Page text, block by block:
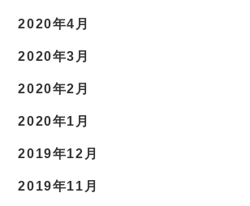
2020年4月
2020年3月
2020年2月
2020年1月
2019年12月
2019年11月